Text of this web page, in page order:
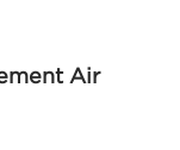
Air